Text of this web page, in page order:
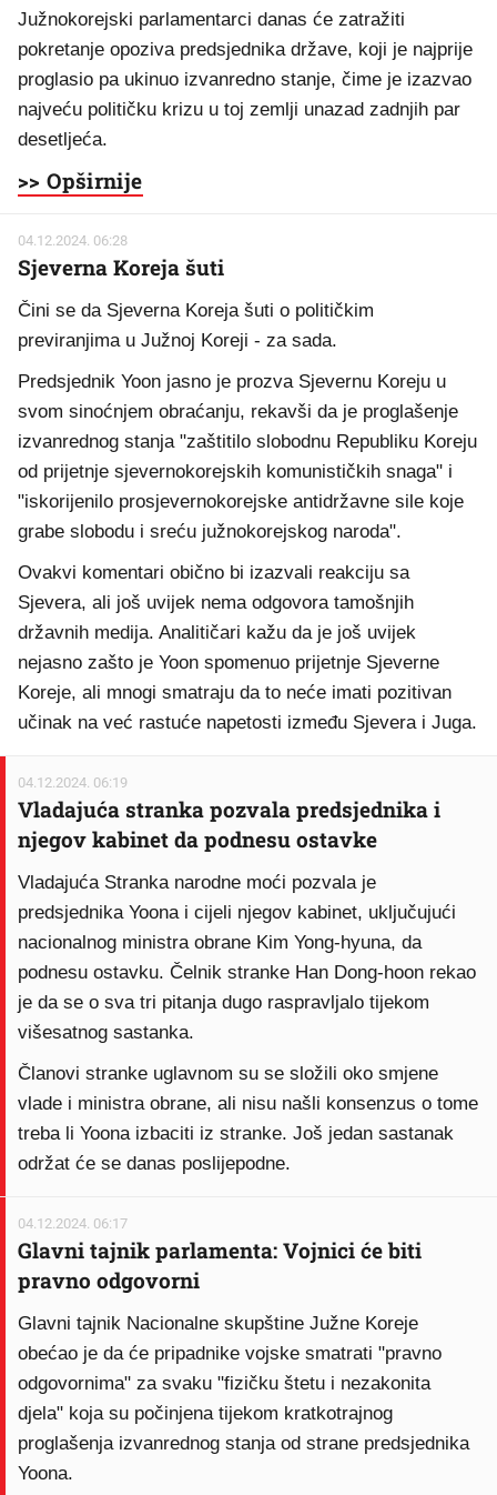
Južnokorejski parlamentarci danas će zatražiti
pokretanje opoziva predsjednika države, koji je najprije
proglasio pa ukinuo izvanredno stanje, čime je izazvao
najveću političku krizu u toj zemlji unazad zadnjih par
desetljeća.
>> Opširnije
04.12.2024. 06:28
Sjeverna Koreja šuti
Čini se da Sjeverna Koreja šuti o političkim
previranjima u Južnoj Koreji - za sada.
Predsjednik Yoon jasno je prozva Sjevernu Koreju u
svom sinoćnjem obraćanju, rekavši da je proglašenje
izvanrednog stanja "zaštitilo slobodnu Republiku Koreju
od prijetnje sjevernokorejskih komunističkih snaga" i
"iskorijenilo prosjevernokorejske antidržavne sile koje
grabe slobodu i sreću južnokorejskog naroda".
Ovakvi komentari obično bi izazvali reakciju sa
Sjevera, ali još uvijek nema odgovora tamošnjih
državnih medija. Analitičari kažu da je još uvijek
nejasno zašto je Yoon spomenuo prijetnje Sjeverne
Koreje, ali mnogi smatraju da to neće imati pozitivan
učinak na već rastuće napetosti između Sjevera i Juga.
04.12.2024. 06:19
Vladajuća stranka pozvala predsjednika i
njegov kabinet da podnesu ostavke
Vladajuća Stranka narodne moći pozvala je
predsjednika Yoona i cijeli njegov kabinet, uključujući
nacionalnog ministra obrane Kim Yong-hyuna, da
podnesu ostavku. Čelnik stranke Han Dong-hoon rekao
je da se o sva tri pitanja dugo raspravljalo tijekom
višesatnog sastanka.
Članovi stranke uglavnom su se složili oko smjene
vlade i ministra obrane, ali nisu našli konsenzus o tome
treba li Yoona izbaciti iz stranke. Još jedan sastanak
održat će se danas poslijepodne.
04.12.2024. 06:17
Glavni tajnik parlamenta: Vojnici će biti
pravno odgovorni
Glavni tajnik Nacionalne skupštine Južne Koreje
obećao je da će pripadnike vojske smatrati "pravno
odgovornima" za svaku "fizičku štetu i nezakonita
djela" koja su počinjena tijekom kratkotrajnog
proglašenja izvanrednog stanja od strane predsjednika
Yoona.